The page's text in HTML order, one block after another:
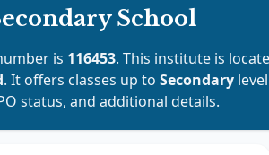
School
is 116453. This institute is
. It offers classes up to Secondary
status, and additional details.